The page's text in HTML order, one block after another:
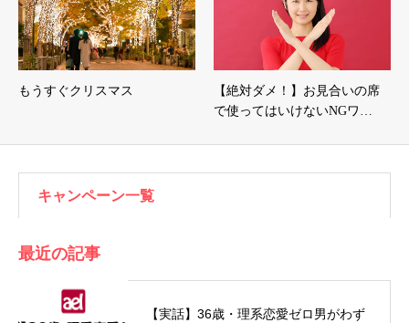
もうすぐクリスマス
【絶対ダメ！】お見合いの席
で使ってはいけないNGワ…
キャンペーン一覧
最近の記事
【実話】36歳・理系恋愛ゼロ男がわず